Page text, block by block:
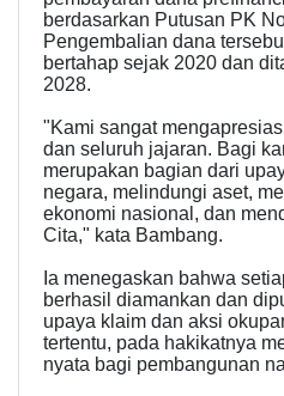
berdasarkan Putusan PK
Pengembalian dana
bertahap sejak 2020 dan
2028.
"Kami sangat
dan seluruh jajaran. Bagi
merupakan bagian dari
negara, melindungi aset,
ekonomi nasional, dan
Cita," kata Bambang.
Ia menegaskan bahwa
berhasil diamankan dan
upaya klaim dan aksi
tertentu, pada hakikatnya
nyata bagi pembangunan